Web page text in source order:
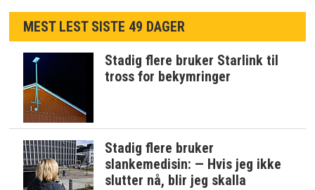
MEST LEST SISTE 49 DAGER
Stadig flere bruker Starlink til
tross for bekymringer
Stadig flere bruker
slankemedisin: — Hvis jeg ikke
slutter nå, blir jeg skalla